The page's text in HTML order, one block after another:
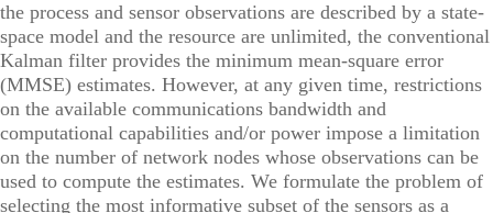
the process and sensor observations are described by a state-
space model and the resource are unlimited, the conventional
Kalman filter provides the minimum mean-square error
(MMSE) estimates. However, at any given time, restrictions
on the available communications bandwidth and
computational capabilities and/or power impose a limitation
on the number of network nodes whose observations can be
used to compute the estimates. We formulate the problem of
selecting the most informative subset of the sensors as a